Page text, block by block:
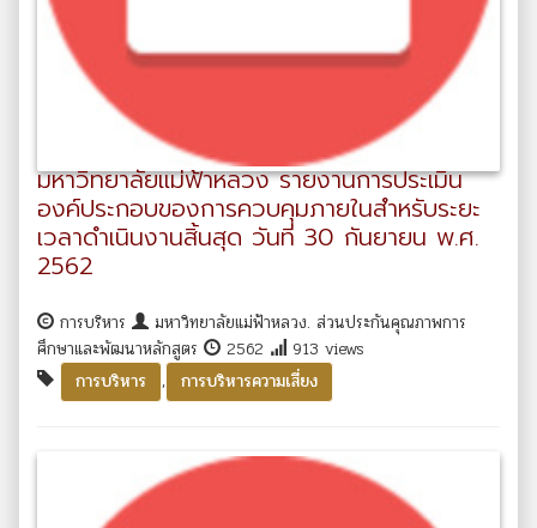
มหาวิทยาลัยแม่ฟ้าหลวง รายงานการประเมิน
องค์ประกอบของการควบคุมภายในสำหรับระยะ
เวลาดำเนินงานสิ้นสุด วันที่ 30 กันยายน พ.ศ.
2562
การบริหาร
มหาวิทยาลัยแม่ฟ้าหลวง. ส่วนประกันคุณภาพการ
ศึกษาและพัฒนาหลักสูตร
2562
913 views
การบริหาร
, การบริหารความเสี่ยง